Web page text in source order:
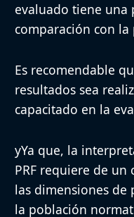
evaluado tiene una
comparación con
Es recomendable
resultados sea
capacitado en la
yYa que, la
PRF requiere de
las dimensiones de
la población